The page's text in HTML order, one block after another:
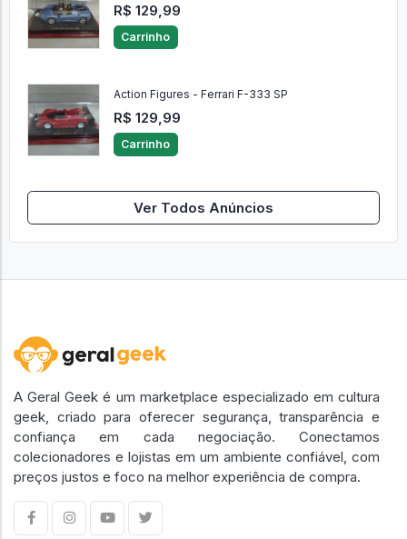
R$ 129,99
Carrinho
Action Figures - Ferrari F-333 SP
R$ 129,99
Carrinho
Ver Todos Anúncios
A Geral Geek é um marketplace especializado em cultura
geek, criado para oferecer segurança, transparência e
confiança em cada negociação. Conectamos
colecionadores e lojistas em um ambiente confiável, com
preços justos e foco na melhor experiência de compra.